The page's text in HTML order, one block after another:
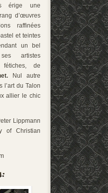
érige une
d’œuvres
raffinées
et teintes
un bel
artistes
fétiches, de
.
Nul autre
l’art du Talon
allier le chic
Lippmann
of Christian